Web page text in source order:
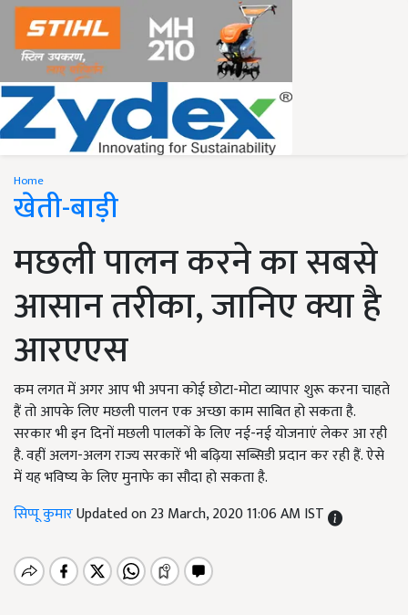
Home
खेती-बाड़ी
मछली पालन करने का सबसे
आसान तरीका, जानिए क्या है
आरएएस
कम लगत में अगर आप भी अपना कोई छोटा-मोटा व्यापार शुरू करना चाहते
हैं तो आपके लिए मछली पालन एक अच्छा काम साबित हो सकता है.
सरकार भी इन दिनों मछली पालकों के लिए नई-नई योजनाएं लेकर आ रही
है. वहीं अलग-अलग राज्य सरकारें भी बढ़िया सब्सिडी प्रदान कर रही हैं. ऐसे
में यह भविष्य के लिए मुनाफे का सौदा हो सकता है.
सिप्पू कुमारUpdated on 23 March, 2020 11:06 AM IST